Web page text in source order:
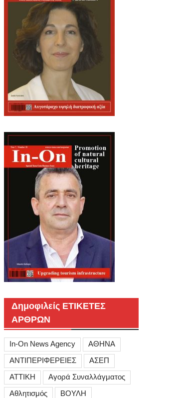
Δημοφιλείς ΕΤΙΚΕΤΕΣ
ΑΡΘΡΩΝ
In-On News Agency
ΑΘΗΝΑ
ΑΝΤΙΠΕΡΙΦΕΡΕΙΕΣ
ΑΣΕΠ
ΑΤΤΙΚΗ
Αγορά Συναλλάγματος
Αθλητισμός
ΒΟΥΛΗ